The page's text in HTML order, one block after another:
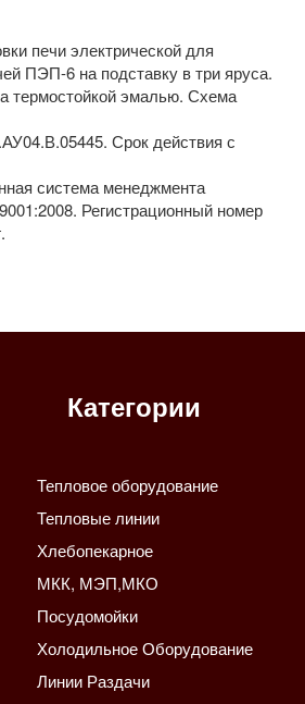
печи электрической для
ПЭП-6 на подставку в три яруса.
термостойкой эмалью. Схема
Срок действия с
система менеджмента
Регистрационный номер
Категории
Тепловое оборудование
Тепловые линии
Хлебопекарное
МКК, МЭП,МКО
Посудомойки
Холодильное Оборудование
Линии Раздачи